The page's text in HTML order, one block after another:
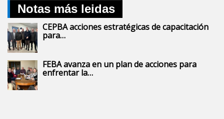
Notas más leidas
CEPBA acciones estratégicas de capacitación
para…
FEBA avanza en un plan de acciones para
enfrentar la…